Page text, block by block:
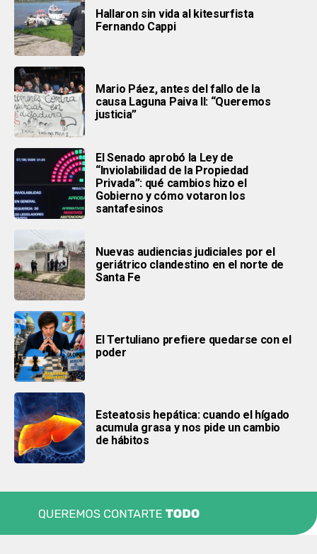
Hallaron sin vida al kitesurfista
Fernando Cappi
Mario Páez, antes del fallo de la
causa Laguna Paiva II: “Queremos
justicia”
El Senado aprobó la Ley de
“Inviolabilidad de la Propiedad
Privada”: qué cambios hizo el
Gobierno y cómo votaron los
santafesinos
Nuevas audiencias judiciales por el
geriátrico clandestino en el norte de
Santa Fe
El Tertuliano prefiere quedarse con el
poder
Esteatosis hepática: cuando el hígado
acumula grasa y nos pide un cambio
de hábitos